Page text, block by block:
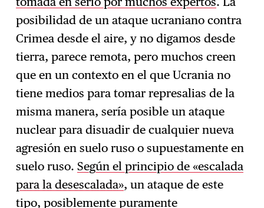
posibilidad de un ataque ucraniano contra
Crimea desde el aire, y no digamos desde
tierra, parece remota, pero muchos creen
que en un contexto en el que Ucrania no
tiene medios para tomar represalias de la
misma manera, sería posible un ataque
nuclear para disuadir de cualquier nueva
agresión en suelo ruso o supuestamente en
suelo ruso.Según el principio de «escalada
para la desescalada», un ataque de este
tipo, posiblemente puramente